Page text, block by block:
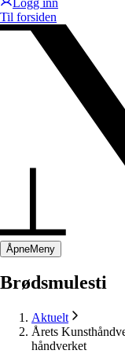
Logg inn
Til forsiden
ÅpneMeny
Brødsmulesti
Aktuelt
Årets
håndverket